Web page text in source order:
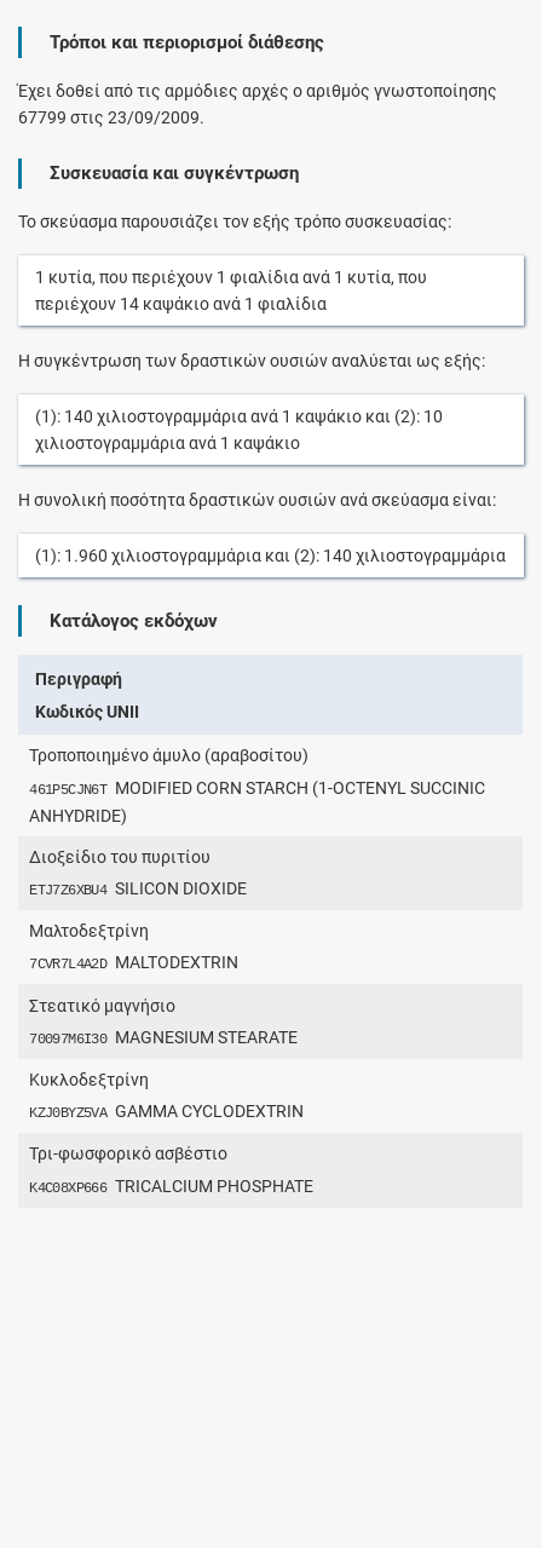
Τρόποι και περιορισμοί διάθεσης
Έχει δοθεί από τις αρμόδιες αρχές ο αριθμός γνωστοποίησης
67799 στις 23/09/2009.
Συσκευασία και συγκέντρωση
Το σκεύασμα παρουσιάζει τον εξής τρόπο συσκευασίας:
1 κυτία, που περιέχουν 1 φιαλίδιαανά 1 κυτία, που
περιέχουν 14 καψάκιοανά 1 φιαλίδια
Η συγκέντρωση των δραστικών ουσιών αναλύεται ως εξής:
(1): 140 χιλιοστογραμμάριαανά 1 καψάκιο και (2): 10
χιλιοστογραμμάριαανά 1 καψάκιο
Η συνολική ποσότητα δραστικών ουσιών ανά σκεύασμα είναι:
(1): 1.960 χιλιοστογραμμάρια και (2): 140 χιλιοστογραμμάρια
Κατάλογος εκδόχων
Περιγραφή
Κωδικός UNII
Τροποποιημένο άμυλο (αραβοσίτου)
461P5CJN6T MODIFIED CORN STARCH (1-OCTENYL SUCCINIC
ANHYDRIDE)
Διοξείδιο του πυριτίου
ETJ7Z6XBU4 SILICON DIOXIDE
Μαλτοδεξτρίνη
7CVR7L4A2D MALTODEXTRIN
Στεατικό μαγνήσιο
70097M6I30 MAGNESIUM STEARATE
Κυκλοδεξτρίνη
KZJ0BYZ5VA GAMMA CYCLODEXTRIN
Τρι-φωσφορικό ασβέστιο
K4C08XP666 TRICALCIUM PHOSPHATE